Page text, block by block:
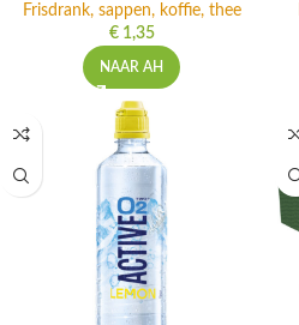
Frisdrank, sappen, koffie, thee
€1,35
NAAR AH